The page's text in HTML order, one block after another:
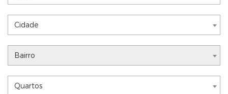
Nothing selected
Cidade
Nothing selected
Bairro
Nothing selected
Quartos